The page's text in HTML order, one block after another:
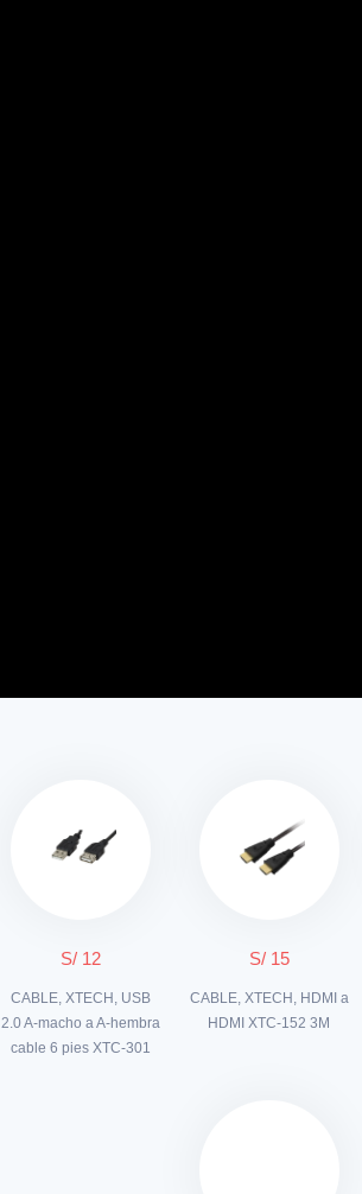
S/ 12
CABLE, XTECH, USB
2.0 A-macho a A-hembra
cable 6 pies XTC-301
S/ 15
CABLE, XTECH, HDMI a
HDMI XTC-152 3M